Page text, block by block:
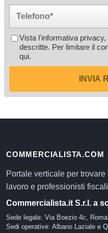
Vista l'informativa
descritte. Per limitare il
qui.
INVIA
COMMERCIALISTA.COM
Portale verticale per
lavoro e professionisti
Commercialista.it S.r.l. a
Sede legale: Via Boezio 4c, Roma
Sedi operative: Albano Laziale e